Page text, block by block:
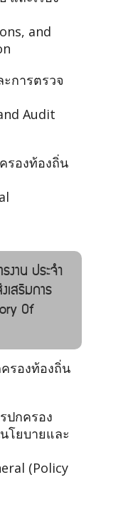
and
การตรวจ
Audit
รองท้องถิ่น
งาน ประจำ
เสริมการ
Of
รองท้องถิ่น
ปกครอง
โยบายและ
(Policy